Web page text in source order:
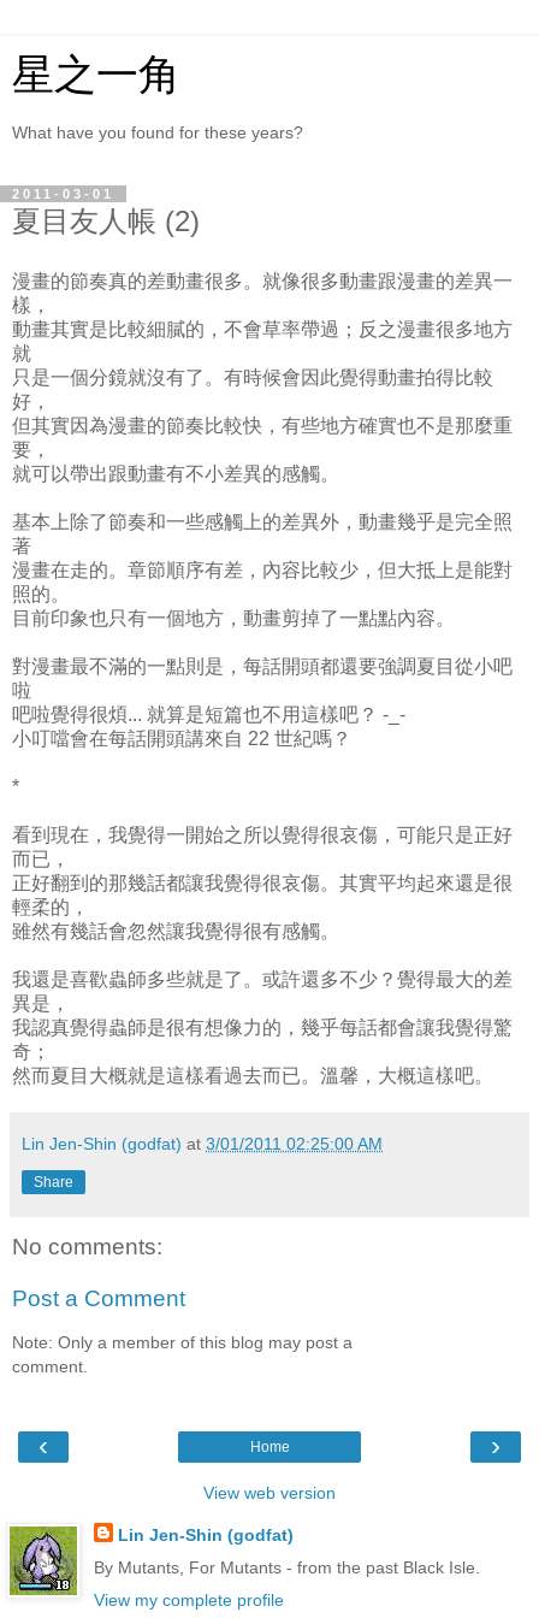
星之一角
What have you found for these years?
2011-03-01
夏目友人帳 (2)
漫畫的節奏真的差動畫很多。就像很多動畫跟漫畫的差異一
樣，
動畫其實是比較細膩的，不會草率帶過；反之漫畫很多地方
就
只是一個分鏡就沒有了。有時候會因此覺得動畫拍得比較
好，
但其實因為漫畫的節奏比較快，有些地方確實也不是那麼重
要，
就可以帶出跟動畫有不小差異的感觸。
基本上除了節奏和一些感觸上的差異外，動畫幾乎是完全照
著
漫畫在走的。章節順序有差，內容比較少，但大抵上是能對
照的。
目前印象也只有一個地方，動畫剪掉了一點點內容。
對漫畫最不滿的一點則是，每話開頭都還要強調夏目從小吧
啦
吧啦覺得很煩... 就算是短篇也不用這樣吧？ -_-
小叮噹會在每話開頭講來自 22 世紀嗎？
*
看到現在，我覺得一開始之所以覺得很哀傷，可能只是正好
而已，
正好翻到的那幾話都讓我覺得很哀傷。其實平均起來還是很
輕柔的，
雖然有幾話會忽然讓我覺得很有感觸。
我還是喜歡蟲師多些就是了。或許還多不少？覺得最大的差
異是，
我認真覺得蟲師是很有想像力的，幾乎每話都會讓我覺得驚
奇；
然而夏目大概就是這樣看過去而已。溫馨，大概這樣吧。
Lin Jen-Shin (godfat) at 3/01/2011 02:25:00 AM
Share
No comments:
Post a Comment
Note: Only a member of this blog may post a
comment.
‹ ›
Home
View web version
Lin Jen-Shin (godfat)
By Mutants, For Mutants - from the past Black Isle.
View my complete profile